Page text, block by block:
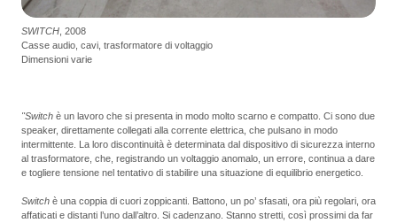
SWITCH , 2008
Casse audio, cavi, trasformatore di voltaggio
Dimensioni varie
"Switch è un lavoro che si presenta in modo molto scarno e compatto. Ci sono due
speaker, direttamente collegati alla corrente elettrica, che pulsano in modo
intermittente. La loro discontinuità è determinata dal dispositivo di sicurezza interno
al trasformatore, che, registrando un voltaggio anomalo, un errore, continua a dare
e togliere tensione nel tentativo di stabilire una situazione di equilibrio energetico.
Switch è una coppia di cuori zoppicanti. Battono, un po’ sfasati, ora più regolari, ora
affaticati e distanti l’uno dall’altro. Si cadenzano. Stanno stretti, così prossimi da far